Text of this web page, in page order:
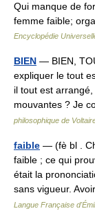
Qui manque de
femme faible;
Encyclopédie
BIEN — BIEN,
expliquer le tout
il tout est
mouvantes ? Je
philosophique de
faible — (fè bl .
faible ; ce qui
était la
sans vigueur.
Langue Française